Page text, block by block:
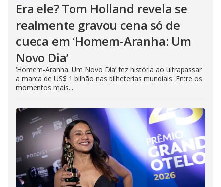
Era ele? Tom Holland revela se
realmente gravou cena só de
cueca em ‘Homem-Aranha: Um
Novo Dia’
‘Homem-Aranha: Um Novo Dia’ fez história ao ultrapassar
a marca de US$ 1 bilhão nas bilheterias mundiais. Entre os
momentos mais...